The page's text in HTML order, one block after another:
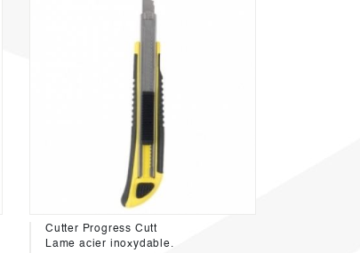
Cutter Progress Cutt
Lame acier inoxydable.